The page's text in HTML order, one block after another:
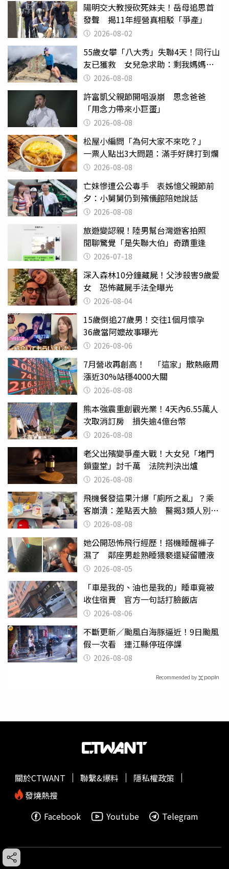
陽明交大教授砍死妹夫！岳母追思首
發聲 揭11年經營真相駁「爭產」
2026-08-02
55歲女攀「八大秀」失聯4天！同行山
友已獲救 女兒急求助：剩我媽媽還
沒找到
2026-08-08
許富凱父親節開唱淚崩 思念爸爸
「用念力帶來小巨蛋」
2026-08-08
松屋小編問「為何大家不來吃？」
一票人點出3大問題：滿手好牌打到爛
2026-08-08
亡妹慘遭公公毒手 表姊憶父親節前
夕：小舅舅仍到殯儀館陪她說話
2026-08-08
旅遊變認親！陸男幫台灣遊客拍照
閒聊驚覺「是失聯大伯」奇蹟重逢
2026-07-18
深入森林10分鐘藏屍！父涉殺害9歲愛
女 恐怖藏屍手法全曝光
2026-08-04
15歲倒追27歲男！交往1個月懷孕
36歲當阿嬤故事曝光
2026-08-06
7月營收再創高！ 「這家」散熱廠周
漲近30%站穩4000大關
2026-08-08
熊本強震重創觀光業！4天內6.55萬人
次取消訂房 損失逾4億台幣
2026-08-08
老父出殯變爭產大戰！大女兒「堵門
鎖靈堂」討千萬 法院判決出爐
2026-08-08
飛機餐發這果汁爆「廁所之亂」？乘
客崩潰：差點丟大臉 醫揭3類人別亂
喝 2026-08-08
她公開恐怖飛行經歷！搭機睡醒褲子
濕了 鄰座男趁熟睡猥褻還疑留體液
2026-08-05
「車是我的、油也是我的」睡車竟被
收住宿費 官方一句話打臉飯店
2026-08-06
不斷更新／颱風白海豚逼近！9日颱風
假一次看 連江縣停班停課
2026-08-08
Recommended by
關於CTWANT 聯繫&爆料
隱私權政策
發燒熱搜
Facebook
Youtube Telegram